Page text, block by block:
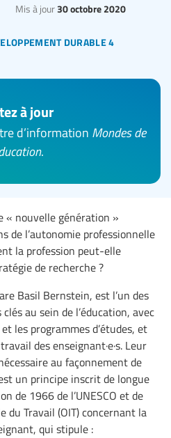
durable 4
Mis à jour 30 octobre 2020
à jour
d’information Mondes de
.
« nouvelle génération »
de l’autonomie professionnelle
la profession peut-elle
de recherche ?
Basil Bernstein, est l’un des
au sein de l’éducation, avec
les programmes d’études, et
des enseignant·e·s. Leur
au façonnement de
un principe inscrit de longue
de 1966 de l’UNESCO et de
du Travail (OIT) concernant la
qui stipule :